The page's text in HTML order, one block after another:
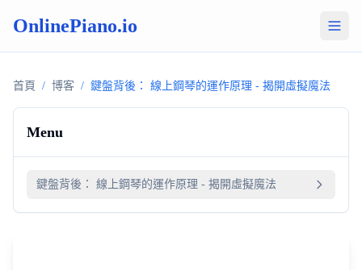
OnlinePiano.io
首頁 / 博客 / 鍵盤背後： 線上鋼琴的運作原理 - 揭開虛擬魔法
Menu
鍵盤背後： 線上鋼琴的運作原理 - 揭開虛擬魔法